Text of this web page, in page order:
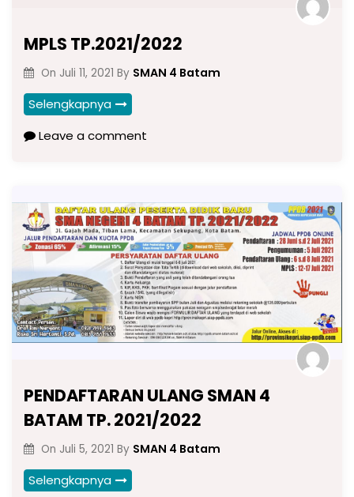
MPLS TP.2021/2022
On Juli 11, 2021 By SMAN 4 Batam
Selengkapnya
Leave a comment
PENDAFTARAN ULANG SMAN 4
BATAM TP. 2021/2022
On Juli 5, 2021 By SMAN 4 Batam
Selengkapnya